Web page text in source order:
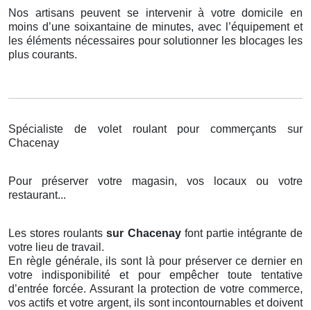
Nos artisans peuvent se intervenir à votre domicile en
moins d’une soixantaine de minutes, avec l’équipement et
les éléments nécessaires pour solutionner les blocages les
plus courants.
Spécialiste de volet roulant pour commerçants sur
Chacenay
Pour préserver votre magasin, vos locaux ou votre
restaurant...
Les stores roulantssur Chacenay font partie intégrante de
votre lieu de travail.
En règle générale, ils sont là pour préserver ce dernier en
votre indisponibilité et pour empêcher toute tentative
d’entrée forcée. Assurant la protection de votre commerce,
vos actifs et votre argent, ils sont incontournables et doivent